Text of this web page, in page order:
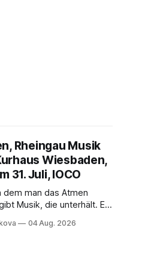
Rheingau Musik
Wiesbaden,
31. Juli, IOCO
dem man das Atmen
man minutenlang kein
04 Aug. 2026